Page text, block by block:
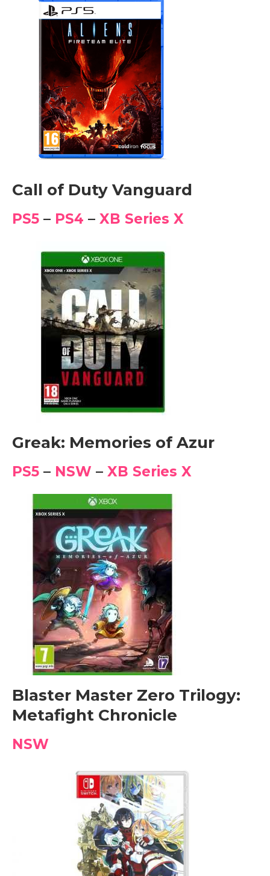
Call of Duty Vanguard
PS5 – PS4 – XB Series X
Greak: Memories of Azur
PS5 – NSW – XB Series X
Blaster Master Zero Trilogy:
Metafight Chronicle
NSW